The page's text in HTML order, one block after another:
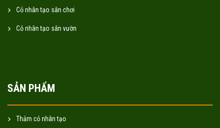
Cỏ nhân tạo sân chơi
Cỏ nhân tạo sân vườn
SẢN PHẨM
Thảm cỏ nhân tạo